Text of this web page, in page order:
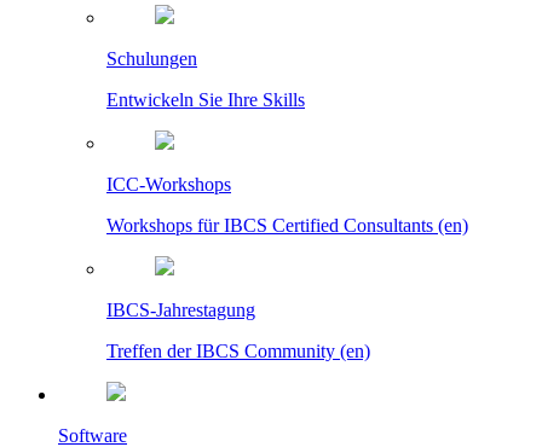
Schulungen
Entwickeln Sie Ihre Skills
ICC-Workshops
Workshops für IBCS Certified Consultants (en)
IBCS-Jahrestagung
Treffen der IBCS Community (en)
Software